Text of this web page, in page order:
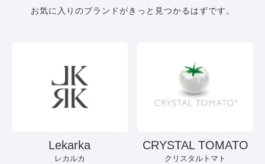
お気に入りのブランドがきっと見つかるはずです。
Lekarka
レカルカ
CRYSTAL TOMATO
クリスタルトマト